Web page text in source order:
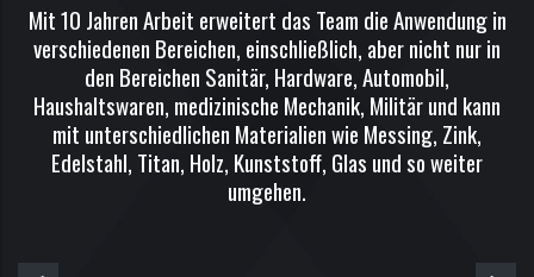
Mit 10 Jahren Arbeit erweitert das Team die Anwendung in
verschiedenen Bereichen, einschließlich, aber nicht nur in
den Bereichen Sanitär, Hardware, Automobil,
Haushaltswaren, medizinische Mechanik, Militär und kann
mit unterschiedlichen Materialien wie Messing, Zink,
Edelstahl, Titan, Holz, Kunststoff, Glas und so weiter
umgehen.